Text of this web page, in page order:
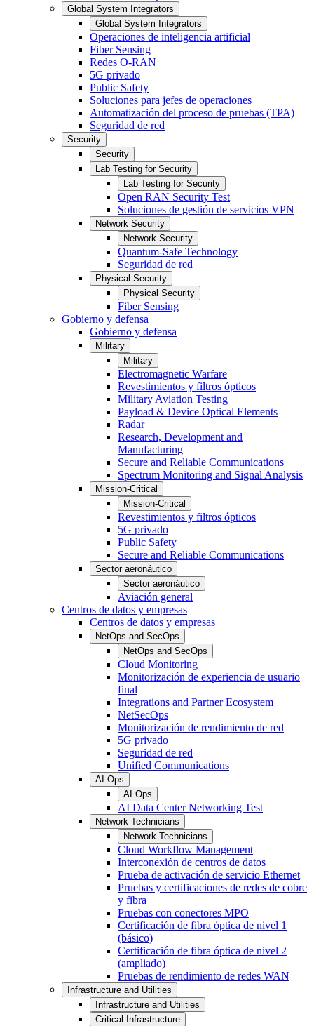
Global System Integrators
Global System Integrators
Operaciones de inteligencia artificial
Fiber Sensing
Redes O-RAN
5G privado
Public Safety
Soluciones para jefes de operaciones
Automatización del proceso de pruebas (TPA)
Seguridad de red
Security
Security
Lab Testing for Security
Lab Testing for Security
Open RAN Security Test
Soluciones de gestión de servicios VPN
Network Security
Network Security
Quantum-Safe Technology
Seguridad de red
Physical Security
Physical Security
Fiber Sensing
Gobierno y defensa
Gobierno y defensa
Military
Military
Electromagnetic Warfare
Revestimientos y filtros ópticos
Military Aviation Testing
Payload & Device Optical Elements
Radar
Research, Development and
Manufacturing
Secure and Reliable Communications
Spectrum Monitoring and Signal Analysis
Mission-Critical
Mission-Critical
Revestimientos y filtros ópticos
5G privado
Public Safety
Secure and Reliable Communications
Sector aeronáutico
Sector aeronáutico
Aviación general
Centros de datos y empresas
Centros de datos y empresas
NetOps and SecOps
NetOps and SecOps
Cloud Monitoring
Monitorización de experiencia de usuario
final
Integrations and Partner Ecosystem
NetSecOps
Monitorización de rendimiento de red
5G privado
Seguridad de red
Unified Communications
AI Ops
AI Ops
AI Data Center Networking Test
Network Technicians
Network Technicians
Cloud Workflow Management
Interconexión de centros de datos
Prueba de activación de servicio Ethernet
Pruebas y certificaciones de redes de cobre
y fibra
Pruebas con conectores MPO
Certificación de fibra óptica de nivel 1
(básico)
Certificación de fibra óptica de nivel 2
(ampliado)
Pruebas de rendimiento de redes WAN
Infrastructure and Utilities
Infrastructure and Utilities
Critical Infrastructure